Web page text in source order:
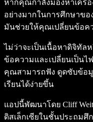
หากคุณกำลังมองหาเครื่
อย่างมากในการศึกษาขอ
มันช่วยให้คุณเปลี่ยนข้อค
ไม่ว่าจะเป็นเนื้อหาดิจิทัล
ข้อความและเปลี่ยนเป็นไ
คุณสามารถฟัง ดูดซับข้อ
เรียนได้ง่ายขึ้น
แอปนี้พัฒนาโดย Cliff
ดิสเล็กเซียในชั้นประถมศึ